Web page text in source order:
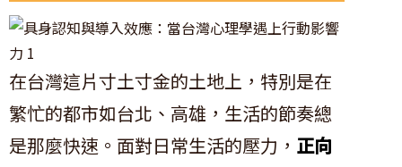
在台灣這片寸土寸金的土地上，特別是在
繁忙的都市如台北、高雄，生活的節奏總
是那麼快速。面對日常生活的壓力， 正向